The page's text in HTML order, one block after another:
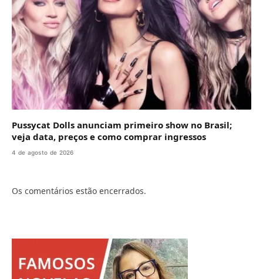
Pussycat Dolls anunciam primeiro show no Brasil;
veja data, preços e como comprar ingressos
4 de agosto de 2026
Os comentários estão encerrados.